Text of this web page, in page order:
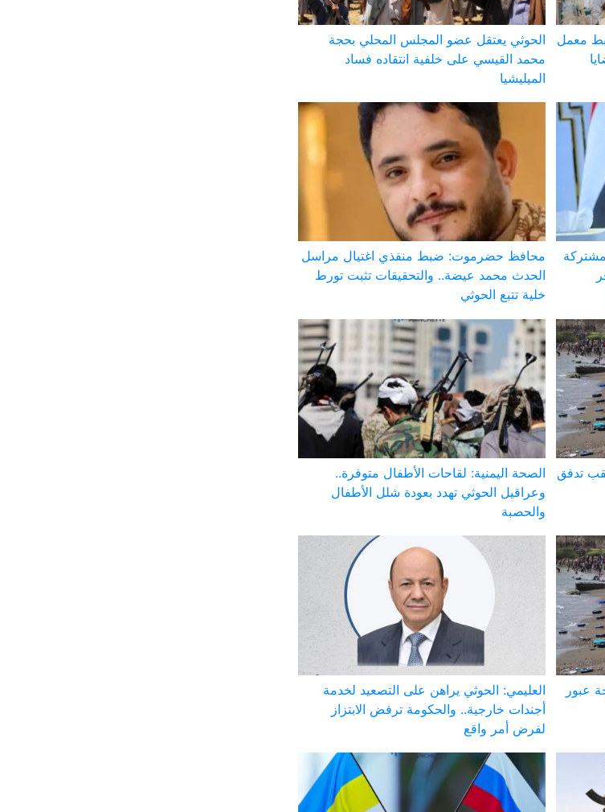
معمل
الحوثي يعتقل عضو المجلس المحلي بحجة
محمد القيسي على خلفية انتقاده فساد
الميليشيا
محافظ حضرموت: ضبط منفذي اغتيال مراسل
الحدث محمد عيضة.. والتحقيقات تثبت تورط
خلية تتبع الحوثي
تدفق
الصحة اليمنية: لقاحات الأطفال متوفرة..
وعراقيل الحوثي تهدد بعودة شلل الأطفال
والحصبة
عبور
العليمي: الحوثي يراهن على التصعيد لخدمة
أجندات خارجية.. والحكومة ترفض الابتزاز
لفرض أمر واقع